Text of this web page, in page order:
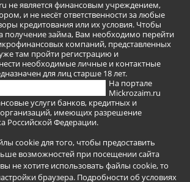
не является финансовым учреждением,
и не несёт ответственности за любые
кредитования или их условия. Чтобы
получение займа, Вам необходимо перейти
компаний, представленных
там пройти регистрацию и
необходимые личные и контактные
для лиц старше 18 лет.
На портале
Mickrozaim.ru
услуги банков, кредитных и
имеющих разрешение
Российской Федерации.
cookie для того, чтобы предоставить
возможностей при посещении сайта
не хотите использовать файлы cookie, то
браузера. Подробности об условиях